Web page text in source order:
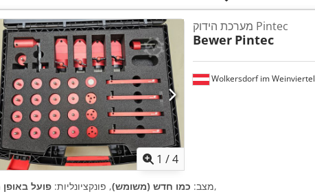
1 /4
Wolkersdorf im Weinviertel
מערכת הידוק Pintec
Bewer Pintec
מצב: כמו חדש (משומש), פונקציונליות: פועל ,